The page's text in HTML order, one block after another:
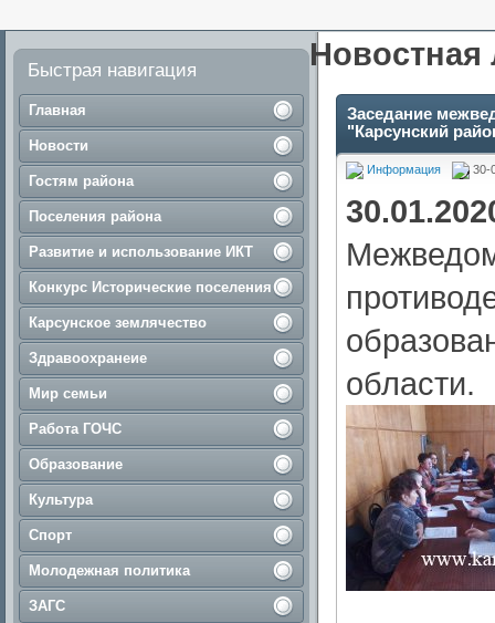
Быстрая навигация
Главная
Новости
Гостям района
Поселения района
Развитие и использование ИКТ
Конкурс Исторические поселения
Карсунское землячество
Здравоохранеие
Мир семьи
Работа ГОЧС
Образование
Культура
Спорт
Молодежная политика
ЗАГС
Новостная
Заседание
"Карсунский
Информация 30-
области.